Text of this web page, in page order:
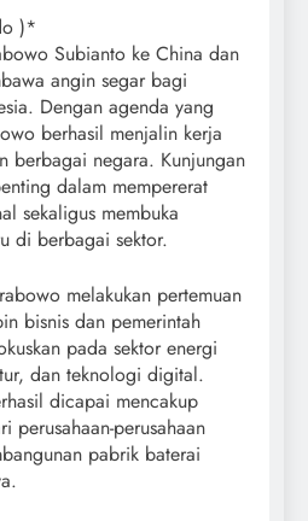
)*
Subianto ke China dan
angin segar bagi
Dengan agenda yang
berhasil menjalin kerja
berbagai negara. Kunjungan
dalam mempererat
sekaligus membuka
di berbagai sektor.
melakukan pertemuan
bisnis dan pemerintah
pada sektor energi
dan teknologi digital.
dicapai mencakup
perusahaan-perusahaan
pabrik baterai